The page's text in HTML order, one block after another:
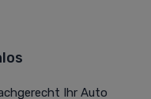
Ihr Auto